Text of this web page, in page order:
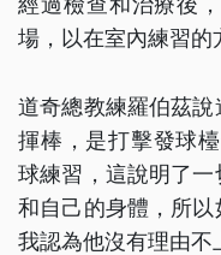
場，以在室內練習的
道奇總教練羅伯茲
揮棒，是打擊發球
球練習，這說明了
和自己的身體，所
我認為他沒有理由不